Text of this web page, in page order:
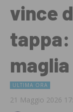
vince
tappa:
ULTIMA ORA
21 Maggio 2026